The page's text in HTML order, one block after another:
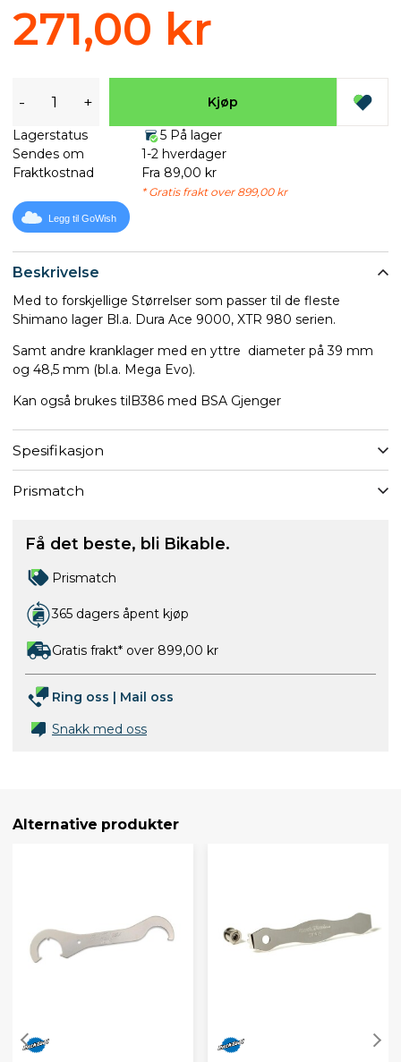
Beskrivelse
Med to forskjellige Størrelser som passer til de fleste
Shimano lager Bl.a. Dura Ace 9000, XTR 980 serien.
Samt andre kranklager med en yttre diameter på 39 mm
og 48,5 mm (bl.a. Mega Evo).
Kan også brukes tilB386 med BSA Gjenger
Spesifikasjon
Prismatch
271,00 kr
- + Kjøp
Lagerstatus
5 På lager
Sendes om
1-2 hverdager
Fraktkostnad
Fra 89,00 kr
* Gratis frakt over 899,00 kr
Legg til GoWish
Få det beste, bli Bikable.
Prismatch
365 dagers åpent kjøp
Gratis frakt* over 899,00 kr
Ring oss | Mail oss
Snakk med oss
Alternative produkter